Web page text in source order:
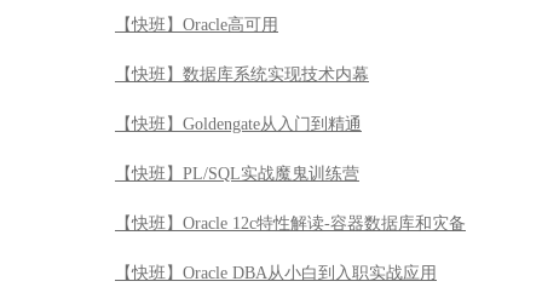
【快班】Oracle高可用
【快班】数据库系统实现技术内幕
【快班】Goldengate从入门到精通
【快班】PL/SQL实战魔鬼训练营
【快班】Oracle 12c特性解读-容器数据库和灾备
【快班】Oracle DBA从小白到入职实战应用